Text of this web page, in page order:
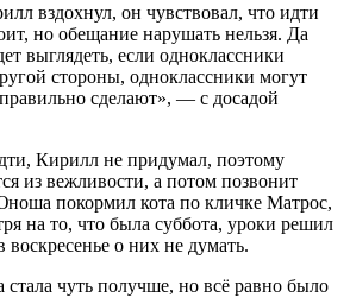
вздохнул, он чувствовал, что идти
но обещание нарушать нельзя. Да
выглядеть, если одноклассники
стороны, одноклассники могут
сделают», — с досадой
Кирилл не придумал, поэтому
из вежливости, а потом позвонит
покормил кота по кличке Матрос,
на то, что была суббота, уроки решил
воскресенье о них не думать.
стала чуть получше, но всё равно было